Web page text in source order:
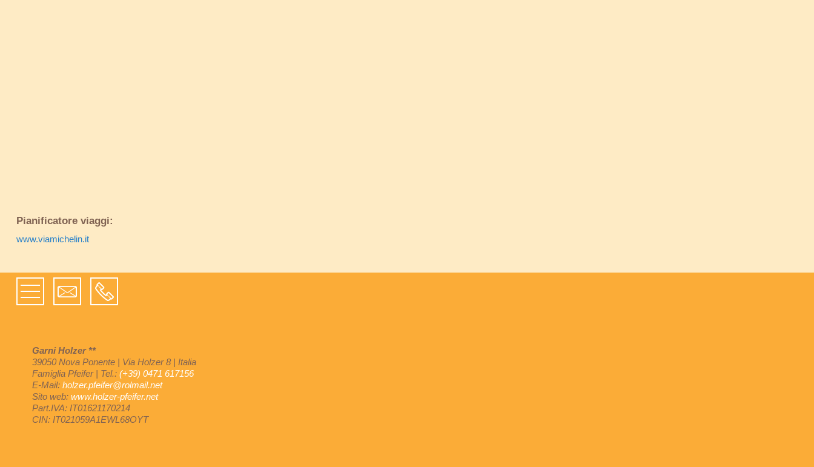
Pianificatore viaggi:
www.viamichelin.it
Garni Holzer **
39050 Nova Ponente| Via Holzer 8| Italia
Famiglia Pfeifer| Tel.: (+39) 0471 617156
E-Mail: holzer.pfeifer@rolmail.net
Sito web: www.holzer-pfeifer.net
Part.IVA: IT01621170214
CIN: IT021059A1EWL68OYT